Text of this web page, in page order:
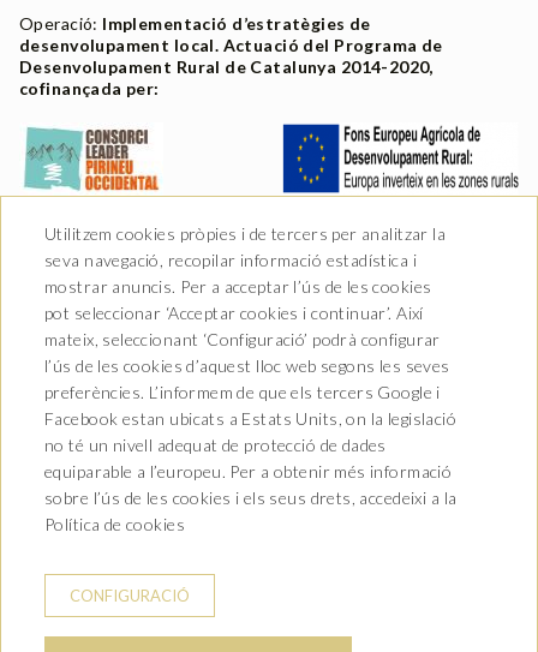
Operació: Implementació d’estratègies de
desenvolupament local. Actuació del Programa de
Desenvolupament Rural de Catalunya 2014-2020,
cofinançada per:
Av. Castiero 7 - 25530 Vielha,
Lleida
T. 973 64 00 00
info@hotelurogallo.com
CONDICIONS DE RESERVA
Utilitzem cookies pròpies i de tercers per analitzar la
seva navegació, recopilar informació estadística i
mostrar anuncis. Per a acceptar l’ús de les cookies
pot seleccionar ‘Acceptar cookies i continuar’. Així
mateix, seleccionant ‘Configuració’ podrà configurar
l’ús de les cookies d’aquest lloc web segons les seves
preferències. L’informem de que els tercers Google i
Facebook estan ubicats a Estats Units, on la legislació
no té un nivell adequat de protecció de dades
equiparable a l’europeu. Per a obtenir més informació
sobre l’ús de les cookies i els seus drets, accedeixi a la
Política de cookies
CONFIGURACIÓ